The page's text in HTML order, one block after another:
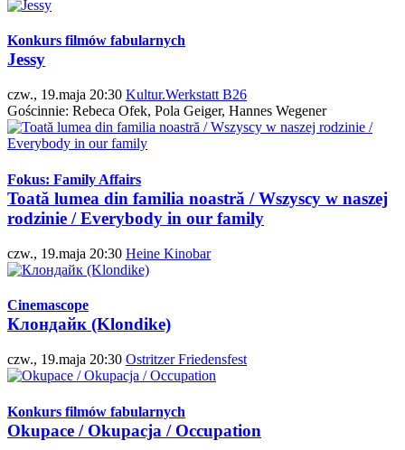
Konkurs filmów fabularnych
Jessy
czw., 19.maja 20:30 Kultur.Werkstatt B26
Gościnnie: Rebeca Ofek, Pola Geiger, Hannes Wegener
Fokus: Family Affairs
Toată lumea din familia noastră / Wszyscy w naszej
rodzinie / Everybody in our family
czw., 19.maja 20:30 Heine Kinobar
Cinemascope
Клондайк (Klondike)
czw., 19.maja 20:30 Ostritzer Friedensfest
Konkurs filmów fabularnych
Okupace / Okupacja / Occupation